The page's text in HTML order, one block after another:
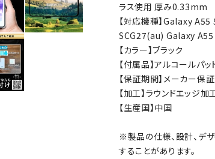
ラス使用 厚み0.33mm
【対応機種】Galaxy
SCG27(au) Galaxy A55
【カラー】ブラック
【付属品】アルコールパ
【保証期間】メーカー保
【加工】ラウンドエッジ
【生産国】中国
※製品の仕様、設計、デ
することがあります。